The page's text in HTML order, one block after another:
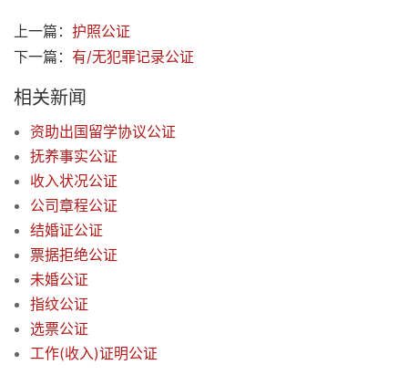
上一篇： 护照公证
下一篇： 有/无犯罪记录公证
相关新闻
资助出国留学协议公证
抚养事实公证
收入状况公证
公司章程公证
结婚证公证
票据拒绝公证
未婚公证
指纹公证
选票公证
工作(收入)证明公证